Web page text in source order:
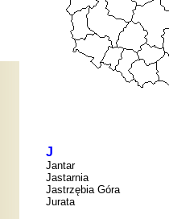
J
Jantar
Jastarnia
Jastrzębia Góra
Jurata